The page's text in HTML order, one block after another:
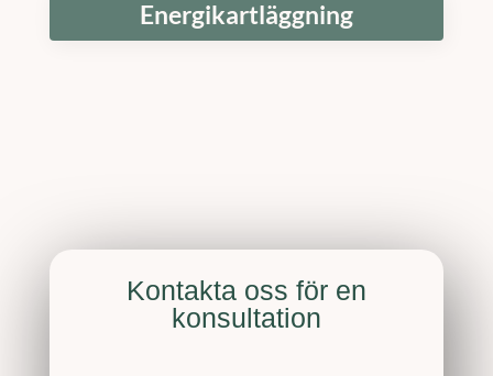
Energikartläggning
Kontakta oss för en
konsultation